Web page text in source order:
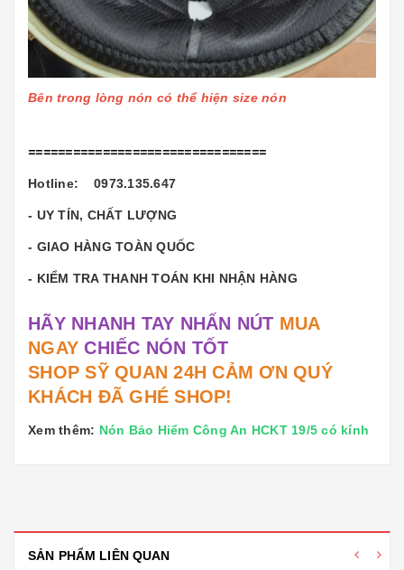
Bên trong lòng nón có thể hiện size nón
================================
Hotline: 0973.135.647
- UY TÍN, CHẤT LƯỢNG
- GIAO HÀNG TOÀN QUỐC
- KIỂM TRA THANH TOÁN KHI NHẬN HÀNG
HÃY NHANH TAY NHẤN NÚT MUA
NGAY CHIẾC NÓN TỐT
SHOP SỸ QUAN 24H CẢM ƠN QUÝ
KHÁCH ĐÃ GHÉ SHOP!
Xem thêm: Nón Bảo Hiểm Công An HCKT 19/5 có kính
SẢN PHẨM LIÊN QUAN